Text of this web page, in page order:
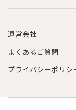
運営会社
よくあるご質問
プライバシーポリシ